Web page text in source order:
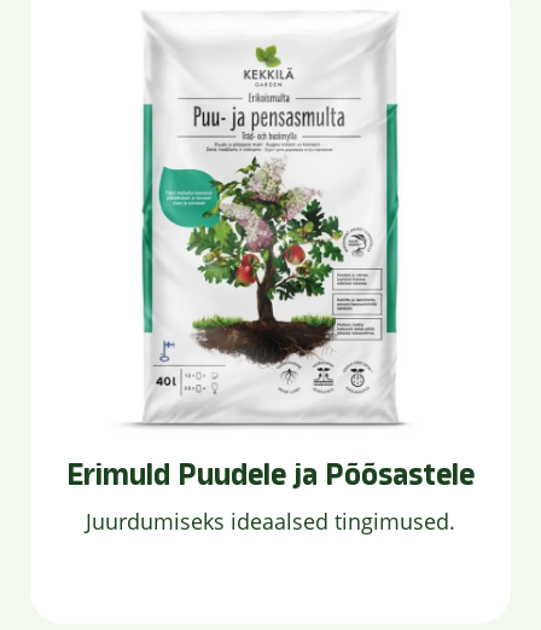
Erimuld Puudele ja Põõsastele
Juurdumiseks ideaalsed tingimused.